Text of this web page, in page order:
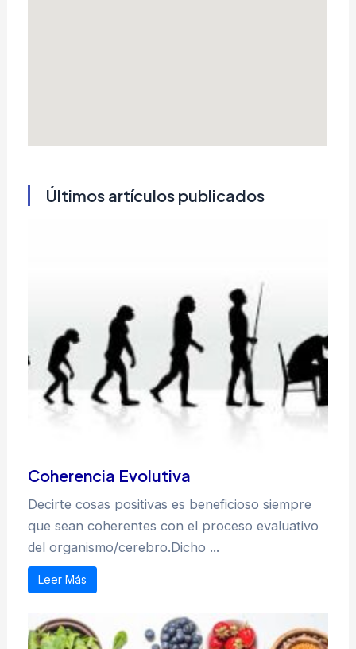
Últimos artículos publicados
Coherencia Evolutiva
Decirte cosas positivas es beneficioso siempre
que sean coherentes con el proceso evaluativo
del organismo/cerebro.Dicho ...
Leer Más